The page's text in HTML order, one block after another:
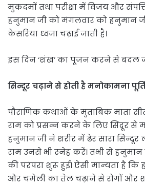
मुकदमों तथा परीक्षा में विजय और
हनुमान जी को मंगलवार को हनुमान
केसरिया ध्वजा चढ़ाई जाती है।
इस दिन ‘शंख’ का पूजन करने से बदल
सिन्दूर चढ़ाने से होती है मनोकामना
पौराणिक कथाओं के मुताबिक माता
राम को प्रसन्न करने के लिए सिंदूर से
हनुमान जी ने शरीर में ढेर सारा सिन्दूर
राम उनसे भी स्‍नेह करें। तभी से हनुमान
की परंपरा शुरू हुई। ऐसी मान्‍यता है कि
और चमेली का तेल चढ़ाने से रोगों और